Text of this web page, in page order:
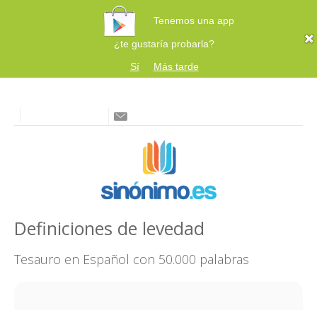
Tenemos una app
¿te gustaría probarla?
Sí
Más tarde
Definiciones de levedad
Tesauro en Español con 50.000 palabras